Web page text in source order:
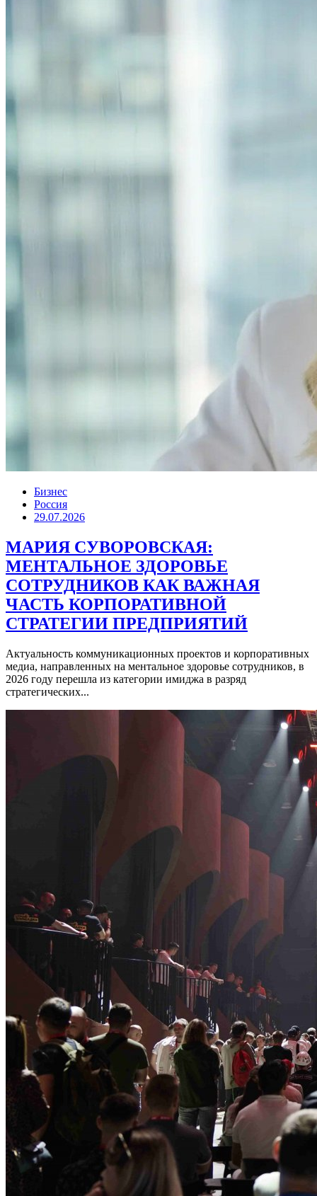
Бизнес
Россия
29.07.2026
МАРИЯ СУВОРОВСКАЯ:
МЕНТАЛЬНОЕ ЗДОРОВЬЕ
СОТРУДНИКОВ КАК ВАЖНАЯ
ЧАСТЬ КОРПОРАТИВНОЙ
СТРАТЕГИИ ПРЕДПРИЯТИЙ
Актуальность коммуникационных проектов и корпоративных
медиа, направленных на ментальное здоровье сотрудников, в
2026 году перешла из категории имиджа в разряд
стратегических...